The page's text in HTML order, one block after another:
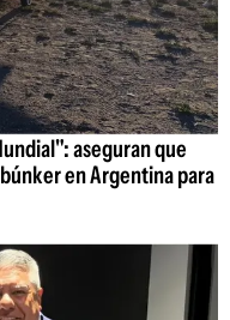
aseguran que
en Argentina para